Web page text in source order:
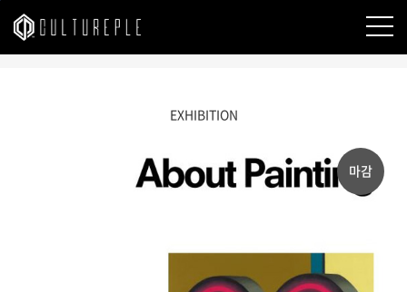
본문바로가기
EXHIBITION
마감